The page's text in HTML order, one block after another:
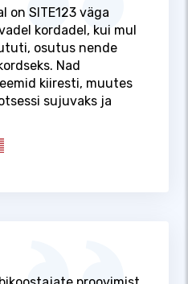
on SITE123 väga
kordadel, kui mul
osutus nende
Nad
kiiresti, muutes
sujuvaks ja